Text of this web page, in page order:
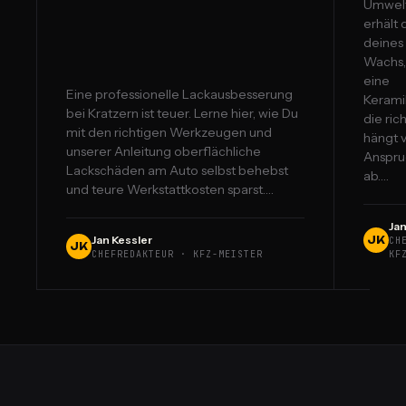
Eine professionelle Lackausbesserung
bei Kratzern ist teuer. Lerne hier, wie Du
mit den richtigen Werkzeugen und
unserer Anleitung oberflächliche
Lackschäden am Auto selbst behebst
und teure Werkstattkosten sparst.…
JK Jan Kessler
CHEFREDAKTEUR · KFZ-MEISTER
erhält
deines
eine
die
hängt
ab.…
JK